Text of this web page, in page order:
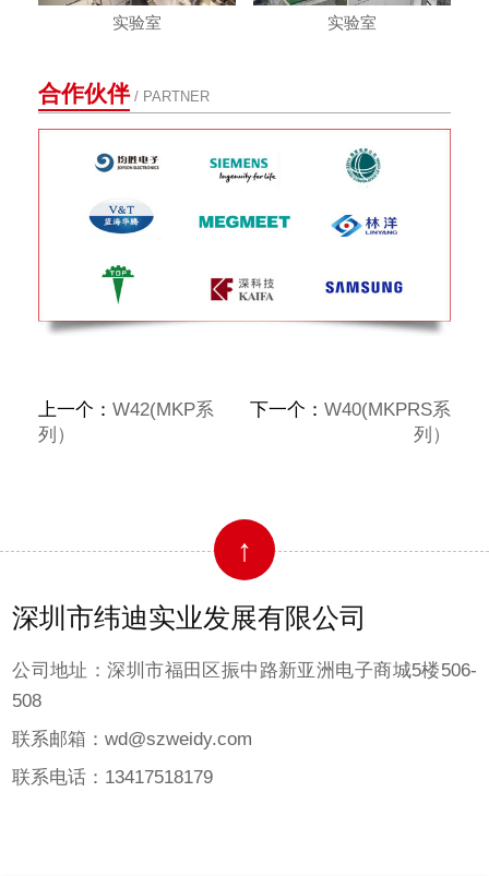
实验室 实验室
合作伙伴/ PARTNER
上一个： W42(MKP系
列）
下一个：W40(MKPRS系
列）
↑
深圳市纬迪实业发展有限公司
公司地址：深圳市福田区振中路新亚洲电子商城5楼506-
508
联系邮箱：wd@szweidy.com
联系电话：13417518179